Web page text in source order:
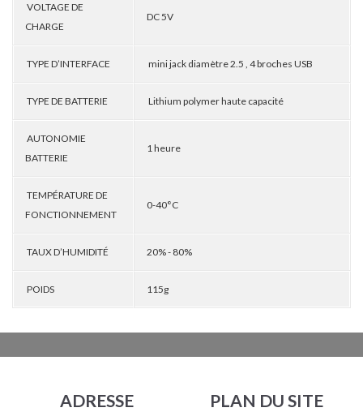
VOLTAGE DE
CHARGE
DC 5V
TYPE D’INTERFACE mini jack diamètre 2.5 , 4 broches USB
TYPE DE BATTERIE Lithium polymer haute capacité
AUTONOMIE
BATTERIE
1 heure
TEMPÉRATURE DE
FONCTIONNEMENT
0-40°C
TAUX D’HUMIDITÉ 20% - 80%
POIDS 115g
ADRESSE PLAN DU SITE